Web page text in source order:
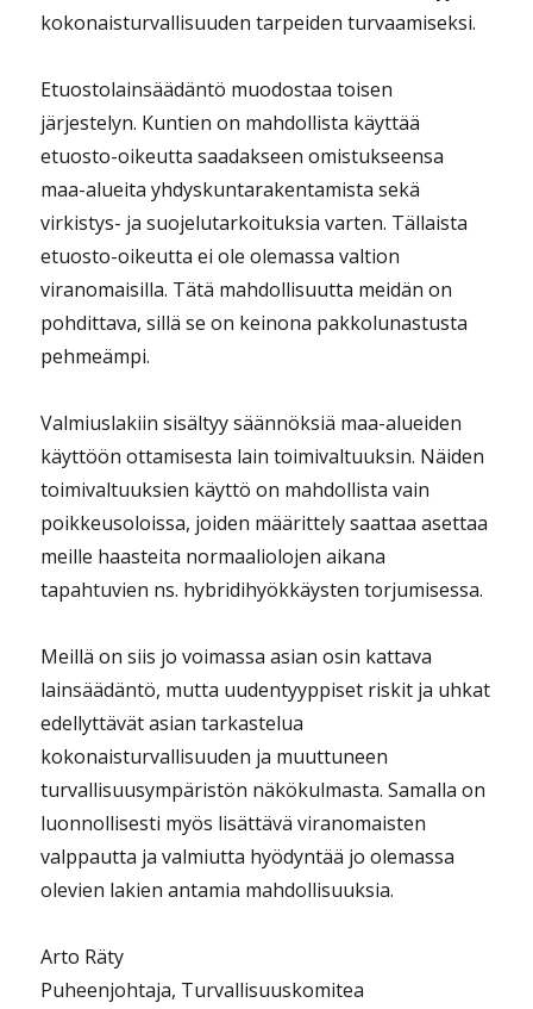
kokonaisturvallisuuden tarpeiden turvaamiseksi.
Etuostolainsäädäntö muodostaa toisen
järjestelyn. Kuntien on mahdollista käyttää
etuosto-oikeutta saadakseen omistukseensa
maa-alueita yhdyskuntarakentamista sekä
virkistys- ja suojelutarkoituksia varten. Tällaista
etuosto-oikeutta ei ole olemassa valtion
viranomaisilla. Tätä mahdollisuutta meidän on
pohdittava, sillä se on keinona pakkolunastusta
pehmeämpi.
Valmiuslakiin sisältyy säännöksiä maa-alueiden
käyttöön ottamisesta lain toimivaltuuksin. Näiden
toimivaltuuksien käyttö on mahdollista vain
poikkeusoloissa, joiden määrittely saattaa asettaa
meille haasteita normaaliolojen aikana
tapahtuvien ns. hybridihyökkäysten torjumisessa.
Meillä on siis jo voimassa asian osin kattava
lainsäädäntö, mutta uudentyyppiset riskit ja uhkat
edellyttävät asian tarkastelua
kokonaisturvallisuuden ja muuttuneen
turvallisuusympäristön näkökulmasta. Samalla on
luonnollisesti myös lisättävä viranomaisten
valppautta ja valmiutta hyödyntää jo olemassa
olevien lakien antamia mahdollisuuksia.
Arto Räty
Puheenjohtaja, Turvallisuuskomitea